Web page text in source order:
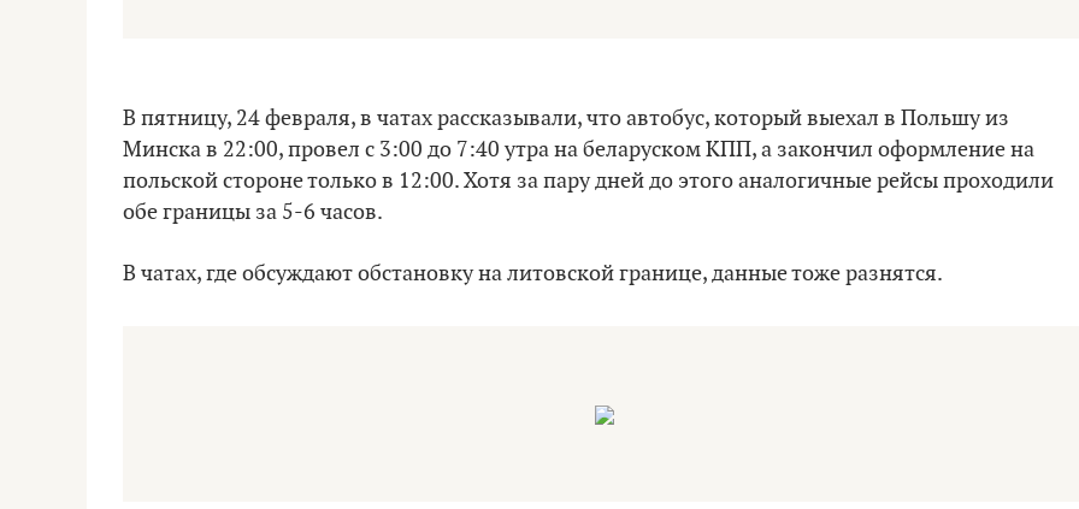
В пятницу, 24 февраля, в чатах рассказывали, что автобус, который выехал в Польшу из
Минска в 22:00, провел с 3:00 до 7:40 утра на беларуском КПП, а закончил оформление на
польской стороне только в 12:00. Хотя за пару дней до этого аналогичные рейсы проходили
обе границы за 5-6 часов.
В чатах, где обсуждают обстановку на литовской границе, данные тоже разнятся.